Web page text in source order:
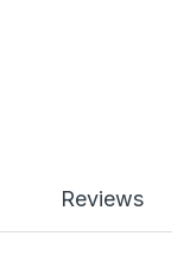
Reviews